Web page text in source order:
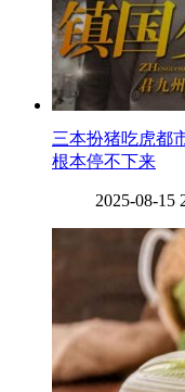
三本扮猪吃虎都
根本停不下来
2025-08-15